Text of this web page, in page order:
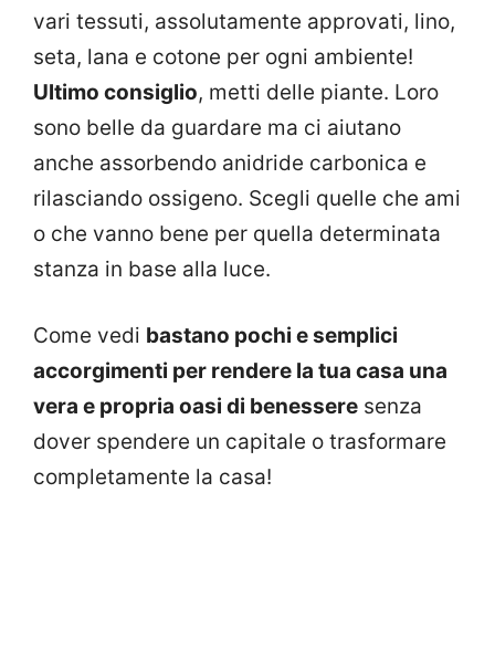
vari tessuti, assolutamente approvati, lino,
seta, lana e cotone per ogni ambiente!
Ultimo consiglio, metti delle piante. Loro
sono belle da guardare ma ci aiutano
anche assorbendo anidride carbonica e
rilasciando ossigeno. Scegli quelle che ami
o che vanno bene per quella determinata
stanza in base alla luce.
Come vedi bastano pochi e semplici
accorgimenti per rendere la tua casa una
vera e propria oasi di benessere senza
dover spendere un capitale o trasformare
completamente la casa!